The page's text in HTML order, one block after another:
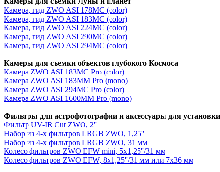
Камера, гид ZWO ASI 178MC (color)
Камера, гид ZWO ASI 183MC (color)
Камера, гид ZWO ASI 224MC (color)
Камера, гид ZWO ASI 290MC (color)
Камера, гид ZWO ASI 294MC (color)
Камеры для съемки объектов глубокого Космоса
Камера ZWO ASI 183MC Pro (color)
Камера ZWO ASI 183MM Pro (mono)
Камера ZWO ASI 294MC Pro (color)
Камера ZWO ASI 1600MM Pro (mono)
Фильтры для астрофотографии и аксессуары для
Фильтр UV-IR Cut ZWO, 2''
Набор из 4-х фильтров LRGB ZWO, 1,25''
Набор из 4-х фильтров LRGB ZWO, 31 мм
Колесо фильтров ZWO EFW mini, 5х1,25''/31 мм
Колесо фильтров ZWO EFW, 8x1,25''/31 мм или 7x36 мм